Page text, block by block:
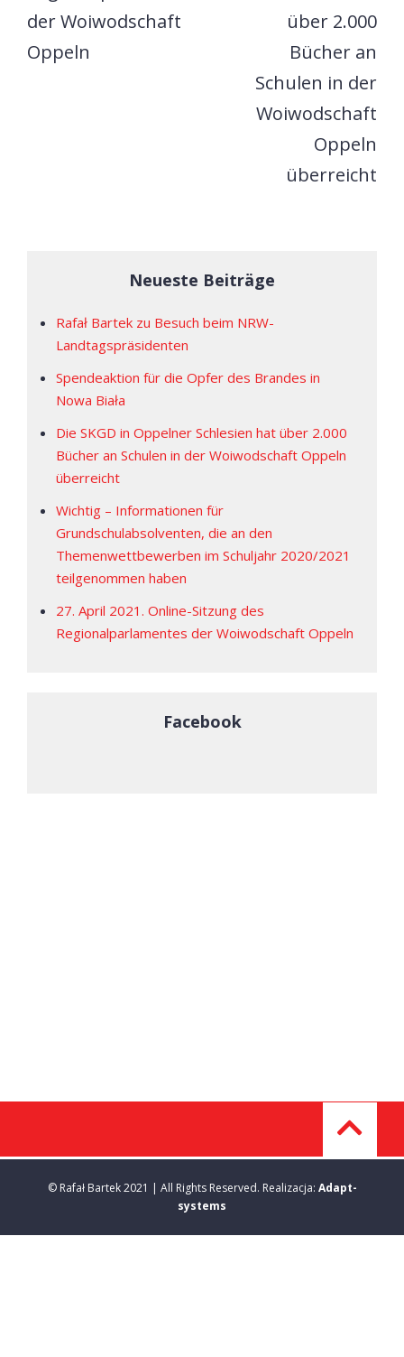
der Woiwodschaft
Oppeln
über 2.000
Bücher an
Schulen in der
Woiwodschaft
Oppeln
überreicht
Neueste Beiträge
Rafał Bartek zu Besuch beim NRW-
Landtagspräsidenten
Spendeaktion für die Opfer des Brandes in
Nowa Biała
Die SKGD in Oppelner Schlesien hat über 2.000
Bücher an Schulen in der Woiwodschaft Oppeln
überreicht
Wichtig – Informationen für
Grundschulabsolventen, die an den
Themenwettbewerben im Schuljahr 2020/2021
teilgenommen haben
27. April 2021. Online-Sitzung des
Regionalparlamentes der Woiwodschaft Oppeln
Facebook
© Rafał Bartek 2021 | All Rights Reserved. Realizacja: Adapt-
systems